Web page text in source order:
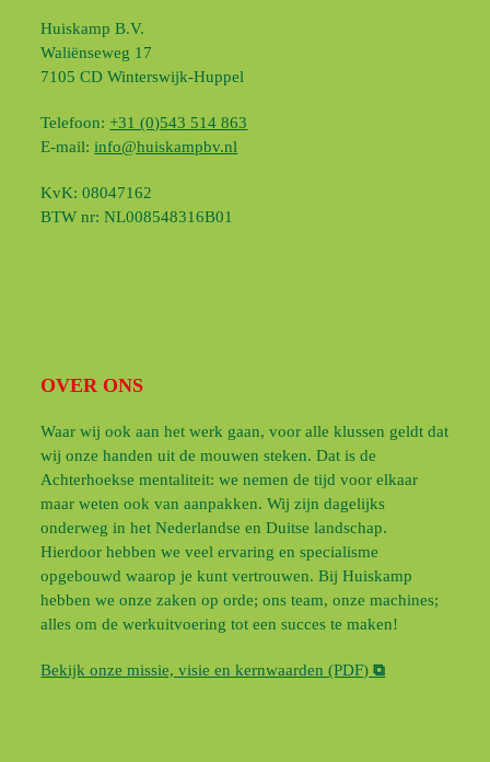
Huiskamp B.V.
Waliënseweg 17
7105 CD Winterswijk-Huppel
Telefoon:+31 (0)543 514 863
E-mail:info@huiskampbv.nl
KvK: 08047162
BTW nr: NL008548316B01
OVER ONS
Waar wij ook aan het werk gaan, voor alle klussen geldt dat
wij onze handen uit de mouwen steken. Dat is de
Achterhoekse mentaliteit: we nemen de tijd voor elkaar
maar weten ook van aanpakken. Wij zijn dagelijks
onderweg in het Nederlandse en Duitse landschap.
Hierdoor hebben we veel ervaring en specialisme
opgebouwd waarop je kunt vertrouwen. Bij Huiskamp
hebben we onze zaken op orde; ons team, onze machines;
alles om de werkuitvoering tot een succes te maken!
Bekijk onze missie, visie en kernwaarden (PDF) ⧉